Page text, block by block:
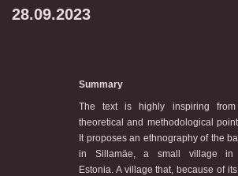
28.09.2023
Summary
The text is highly inspiring
theoretical and methodological
It proposes an ethnography of the
in Sillamäe, a small village in
Estonia. A village that, because of